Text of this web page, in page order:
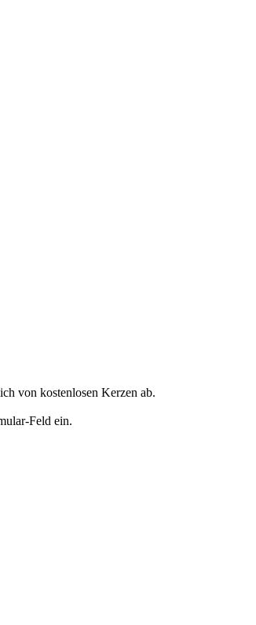
von kostenlosen Kerzen ab.
Feld ein.